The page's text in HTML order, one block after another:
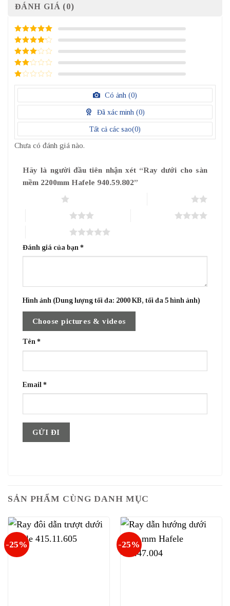
ĐÁNH GIÁ (0)
5/ 5 điểm
4/ 5
điểm
3/ 5
điểm
2/
điểm
1
điểm
Có ảnh (0)
Đã xác minh (0)
Tất cả các sao(0)
Chưa có đánh giá nào.
Hãy là người đầu tiên nhận xét “Ray dưới cho sàn
mềm 2200mm Hafele 940.59.802”
Đánh giá của bạn *
Hình ảnh (Dung lượng tối đa: 2000 KB, tối đa 5 hình ảnh)
Choose pictures & videos
Tên *
Email *
SẢN PHẨM CÙNG DANH MỤC
-25% -25%